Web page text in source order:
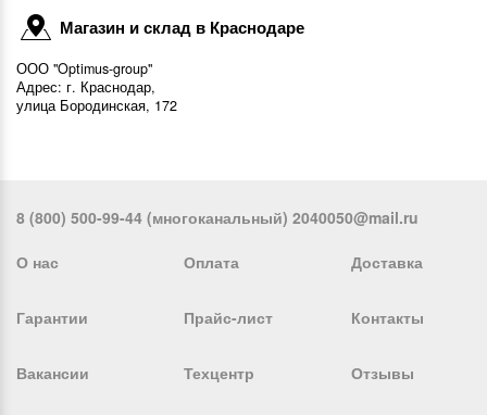
Магазин и склад в Краснодаре
ООО "Optimus-group"
Адрес: г. Краснодар,
улица Бородинская, 172
8 (800) 500-99-44 (многоканальный) 2040050@mail.ru
О нас Оплата Доставка
Гарантии Прайс-лист Контакты
Вакансии Техцентр Отзывы